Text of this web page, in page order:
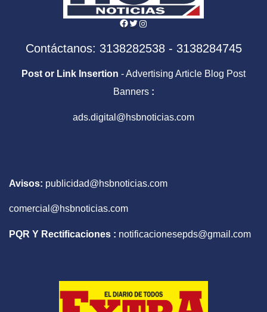
Facebook
Twitter
Instagram
Contáctanos: 3138282538 - 3138284745
Post or Link Insertion - Advertising Article Blog Post
Banners :
ads.digital@hsbnoticias.com
Avisos: publicidad@hsbnoticias.com
comercial@hsbnoticias.com
PQR Y Rectificaciones : notificacionesepds@gmail.com